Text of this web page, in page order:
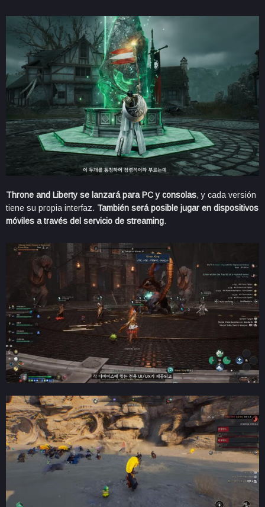
Throne and Liberty se lanzará para PC y consolas, y cada versión
tiene su propia interfaz. También será posible jugar en dispositivos
móviles a través del servicio de streaming.